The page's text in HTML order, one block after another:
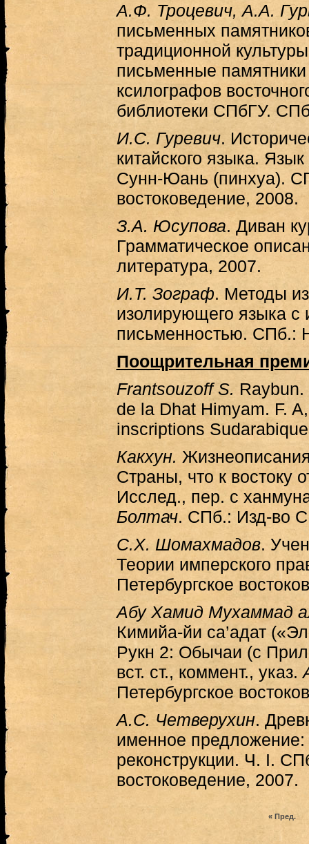
А.Ф. Троцевич, А.А.
письменных
традиционной
письменные
ксилографов
библиотеки СПбГУ.
И.С. Гуревич.
китайского языка.
Сунн-Юань (пинхуа).
востоковедение, 2008.
З.А. Юсупова. Диван
Грамматическое
литература, 2007.
И.Т. Зограф. Методы
изолирующего языка с
письменностью. СПб.:
Поощрительная
Frantsouzoff S. Raybun.
de la Dhat Himyam. F.
inscriptions
Какхун.
Страны, что к востоку
Исслед., пер. с
Болтач. СПб.: Изд-во
С.Х. Шомахмадов.
Теории имперского
Петербургское
Абу Хамид Мухаммад
Кимийа-йи са’адат
Рукн 2: Обычаи (с
вст. ст., коммент., указ.
Петербургское
А.С. Четверухин.
именное
реконструкции. Ч. I.
востоковедение, 2007.
« Пред.